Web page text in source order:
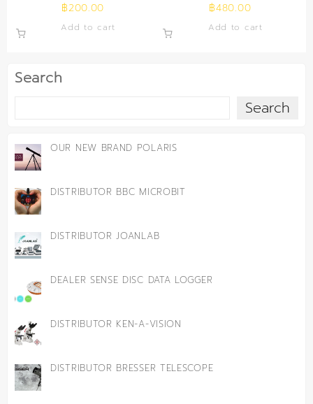
Search
Search
OUR NEW BRAND POLARIS
DISTRIBUTOR BBC MICROBIT
DISTRIBUTOR JOANLAB
DEALER SENSE DISC DATA LOGGER
DISTRIBUTOR KEN-A-VISION
DISTRIBUTOR BRESSER TELESCOPE
฿200.00
Add to cart
฿480.00
Add to cart